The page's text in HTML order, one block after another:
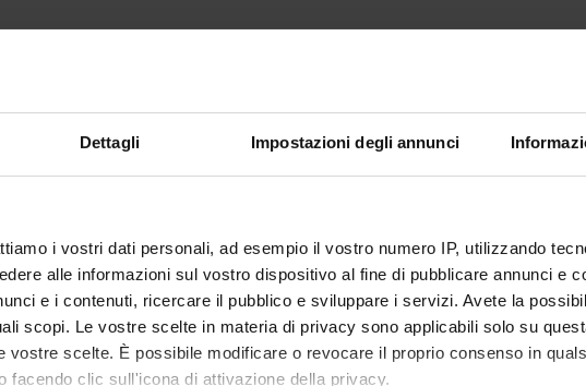
Dettagli Impostazioni degli annunci
i vostri dati personali, ad esempio il vostro numero IP, utilizzando
alle informazioni sul vostro dispositivo al fine di pubblicare annunci e
e i contenuti, ricercare il pubblico e sviluppare i servizi. Avete la
scopi. Le vostre scelte in materia di privacy sono applicabili solo su
vostre scelte. È possibile modificare o revocare il proprio consenso in
facendo clic sull'icona di attivazione della privacy.